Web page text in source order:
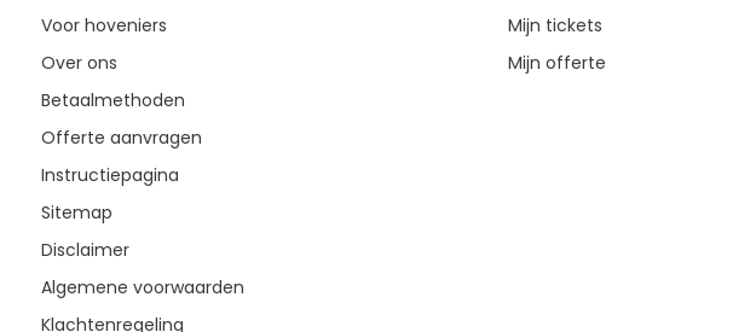
Voor hoveniers
Over ons
Betaalmethoden
Offerte aanvragen
Instructiepagina
Sitemap
Disclaimer
Algemene voorwaarden
Klachtenregeling
Mijn tickets
Mijn offerte